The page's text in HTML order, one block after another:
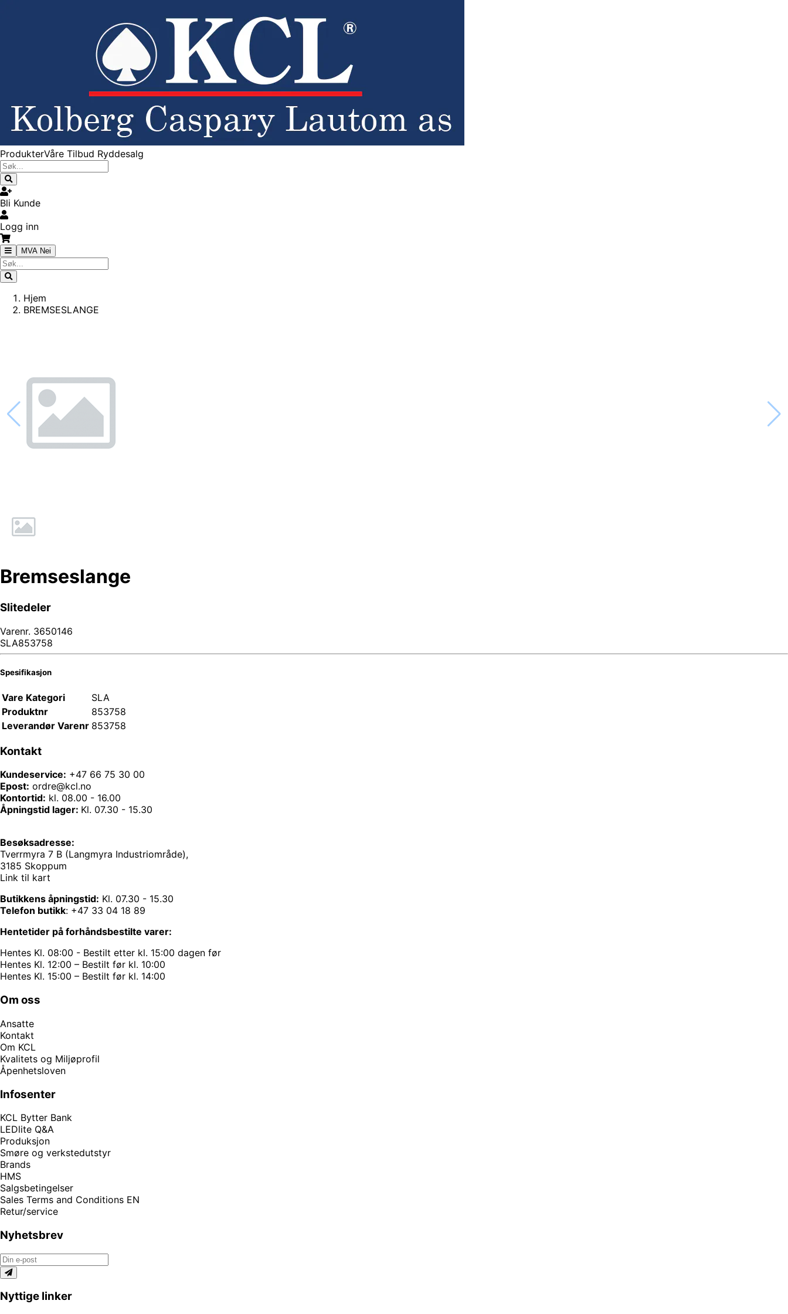
ProdukterVåre Tilbud Ryddesalg
Bli Kunde
Logg inn
MVA Nei
Hjem
BREMSESLANGE
Bremseslange
Slitedeler
Varenr. 3650146
SLA853758
Spesifikasjon
Vare Kategori
SLA
Produktnr
853758
Leverandør Varenr 853758
Kontakt
Kundeservice: +47 66 75 30 00
Epost: ordre@kcl.no
Kontortid: kl. 08.00 - 16.00
Åpningstid lager: Kl. 07.30 - 15.30
Besøksadresse:
Tverrmyra 7 B (Langmyra Industriområde),
3185 Skoppum
Link til kart
Butikkens åpningstid: Kl. 07.30 - 15.30
Telefon butikk: +47 33 04 18 89
Hentetider på forhåndsbestilte varer:
Hentes Kl. 08:00 - Bestilt etter kl. 15:00 dagen før
Hentes Kl. 12:00 – Bestilt før kl. 10:00
Hentes Kl. 15:00 – Bestilt før kl. 14:00
Om oss
Ansatte
Kontakt
Om KCL
Kvalitets og Miljøprofil
Åpenhetsloven
Infosenter
KCL Bytter Bank
LEDlite Q&A
Produksjon
Smøre og verkstedutstyr
Brands
HMS
Salgsbetingelser
Sales Terms and Conditions EN
Retur/service
Nyhetsbrev
Nyttige linker